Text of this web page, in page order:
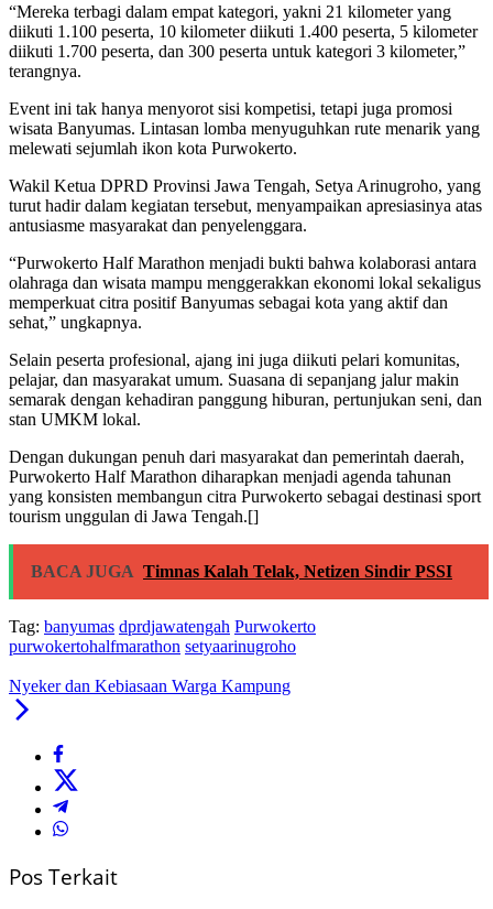
“Mereka terbagi dalam empat kategori, yakni 21 kilometer yang
diikuti 1.100 peserta, 10 kilometer diikuti 1.400 peserta, 5 kilometer
diikuti 1.700 peserta, dan 300 peserta untuk kategori 3 kilometer,”
terangnya.
Event ini tak hanya menyorot sisi kompetisi, tetapi juga promosi
wisata Banyumas. Lintasan lomba menyuguhkan rute menarik yang
melewati sejumlah ikon kota Purwokerto.
Wakil Ketua DPRD Provinsi Jawa Tengah, Setya Arinugroho, yang
turut hadir dalam kegiatan tersebut, menyampaikan apresiasinya atas
antusiasme masyarakat dan penyelenggara.
“Purwokerto Half Marathon menjadi bukti bahwa kolaborasi antara
olahraga dan wisata mampu menggerakkan ekonomi lokal sekaligus
memperkuat citra positif Banyumas sebagai kota yang aktif dan
sehat,” ungkapnya.
Selain peserta profesional, ajang ini juga diikuti pelari komunitas,
pelajar, dan masyarakat umum. Suasana di sepanjang jalur makin
semarak dengan kehadiran panggung hiburan, pertunjukan seni, dan
stan UMKM lokal.
Dengan dukungan penuh dari masyarakat dan pemerintah daerah,
Purwokerto Half Marathon diharapkan menjadi agenda tahunan
yang konsisten membangun citra Purwokerto sebagai destinasi sport
tourism unggulan di Jawa Tengah.[]
BACA JUGA Timnas Kalah Telak, Netizen Sindir PSSI
Tag: banyumas dprdjawatengah Purwokerto
purwokertohalfmarathon setyaarinugroho
Nyeker dan Kebiasaan Warga Kampung
Pos Terkait